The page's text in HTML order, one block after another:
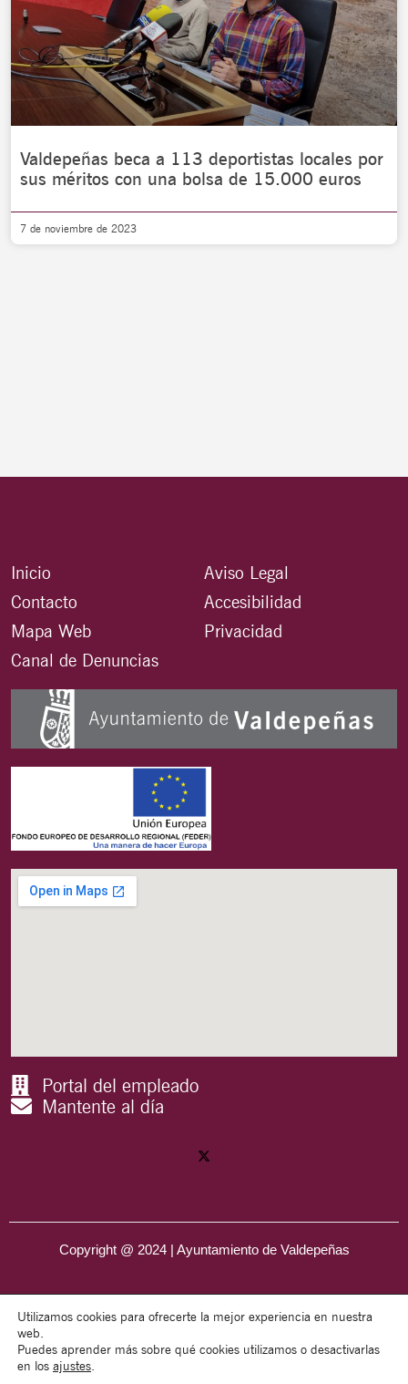
Valdepeñas beca a 113 deportistas locales por
sus méritos con una bolsa de 15.000 euros
7 de noviembre de 2023
Inicio
Contacto
Mapa Web
Canal de Denuncias
Aviso Legal
Accesibilidad
Privacidad
Portal del empleado
Mantente al día
Copyright @ 2024 | Ayuntamiento de Valdepeñas
Utilizamos cookies para ofrecerte la mejor experiencia en nuestra
web.
Puedes aprender más sobre qué cookies utilizamos o desactivarlas
en los ajustes